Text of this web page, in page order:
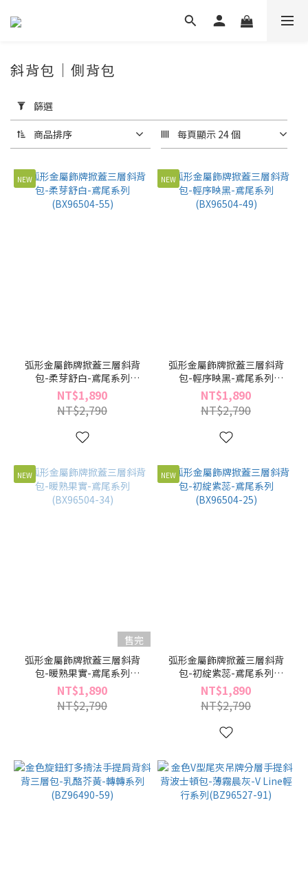
用
篩
選
(0/20)
價格
(NT$)
斜背包｜側背包
篩選
商品排序 每頁顯示 24 個
NEW
弧形金屬飾牌掀蓋三層斜背
包-柔芽舒白-鳶尾系列
(BX96504-55)
NT$1,890
NT$2,790
NEW
弧形金屬飾牌掀蓋三層斜背
包-輕序映黑-鳶尾系列
(BX96504-49)
NT$1,890
NT$2,790
NEW
售完
弧形金屬飾牌掀蓋三層斜背
包-暖熟果實-鳶尾系列
(BX96504-34)
NT$1,890
NT$2,790
NEW
弧形金屬飾牌掀蓋三層斜背
包-初綻紫蕊-鳶尾系列
(BX96504-25)
NT$1,890
NT$2,790